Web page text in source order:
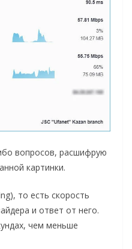
вопросов, расшифрую
картинки.
то есть скорость
и ответ от него.
чем меньше